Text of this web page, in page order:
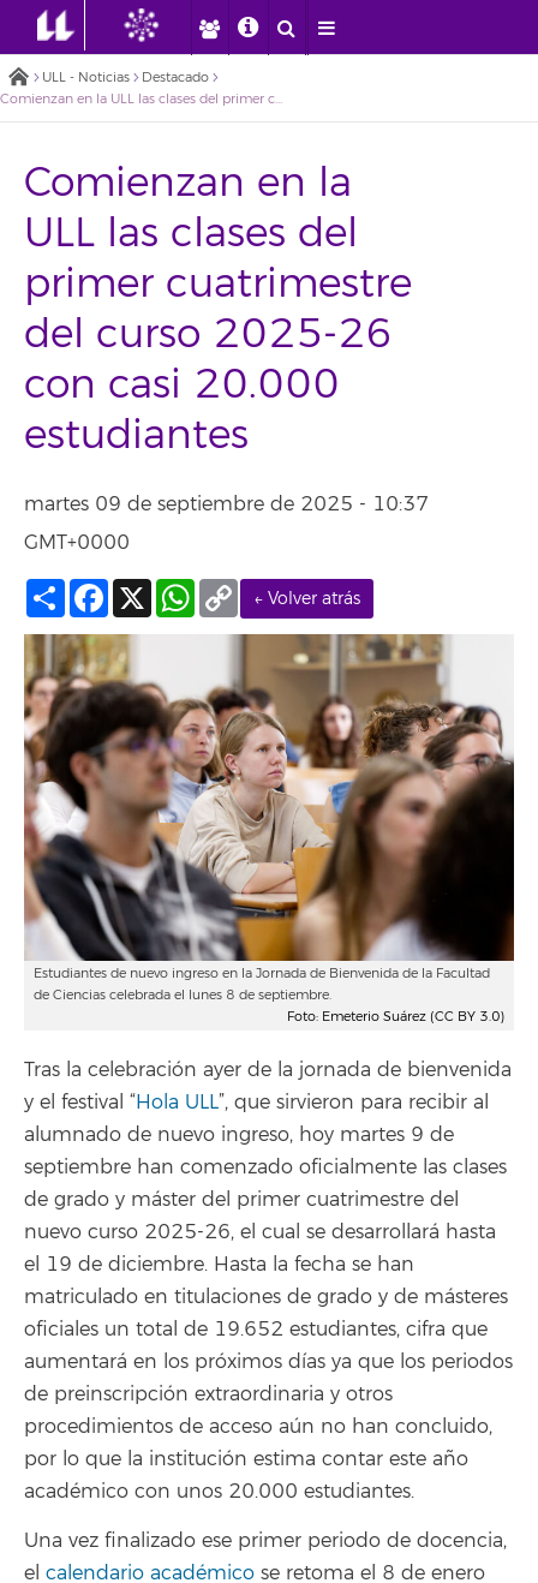
ULL - Noticias
Destacado
Comienzan en la ULL las clases del primer cuatrimestre del curso 2025-26 con casi 20.000 estudiantes
Comienzan en la
ULL las clases del
primer cuatrimestre
del curso 2025-26
con casi 20.000
estudiantes
martes 09 de septiembre de 2025 - 10:37
GMT+0000
← Volver atrás
Compartir
Facebook
X WhatsApp
Copy
Link
Estudiantes de nuevo ingreso en la Jornada de Bienvenida de la Facultad
de Ciencias celebrada el lunes 8 de septiembre.
Foto: Emeterio Suárez (CC BY 3.0)
Tras la celebración ayer de la jornada de bienvenida
y el festival “Hola ULL”, que sirvieron para recibir al
alumnado de nuevo ingreso, hoy martes 9 de
septiembre han comenzado oficialmente las clases
de grado y máster del primer cuatrimestre del
nuevo curso 2025-26, el cual se desarrollará hasta
el 19 de diciembre. Hasta la fecha se han
matriculado en titulaciones de grado y de másteres
oficiales un total de 19.652 estudiantes, cifra que
aumentará en los próximos días ya que los periodos
de preinscripción extraordinaria y otros
procedimientos de acceso aún no han concluido,
por lo que la institución estima contar este año
académico con unos 20.000 estudiantes.
Una vez finalizado ese primer periodo de docencia,
el calendario académico se retoma el 8 de enero